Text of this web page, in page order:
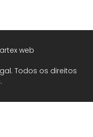
Todos os direitos
web